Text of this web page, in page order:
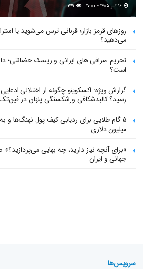
۲۳۱
روزهای قرمز بازار؛ قربانی ترس می‌شوید یا
می‌دهید؟
تحریم صرافی های ایرانی و ریسک حضانتی؛
است؟
گزارش ویژه: اکسکوینو چگونه از اختلالی
رسید؟ کالبدشکافی ورشکستگی پنهان در فین‌تک
۵ گام طلایی برای ردیابی کیف پول‌ نهنگ‌ها و
میلیون دلاری
«برای آنچه نیاز دارید، چه بهایی
جهانی و ایران
سرویس‌ها